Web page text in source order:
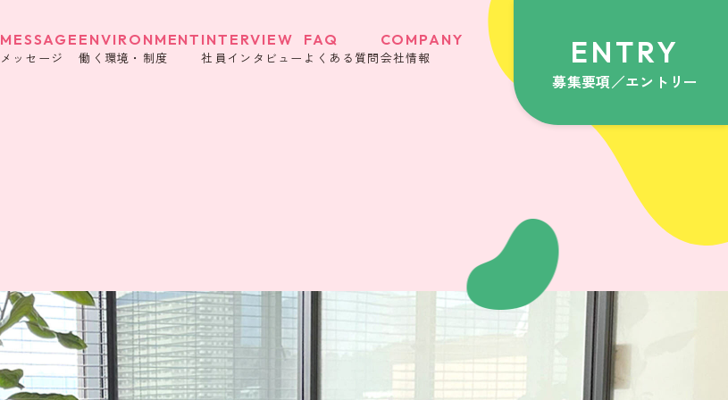
MESSAGE
メッセージ
ENVIRONMENT
働く環境・制度
INTERVIEW
社員インタビュー
FAQ
よくある質問
COMPANY
会社情報 ENTRY
募集要項／エントリー